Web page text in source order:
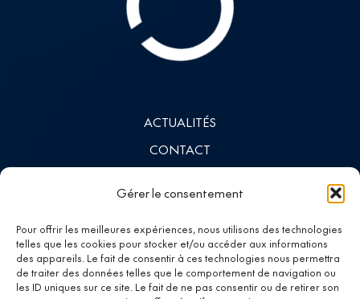
Gérer le consentement
Pour offrir les meilleures expériences, nous utilisons des technologies
telles que les cookies pour stocker et/ou accéder aux informations
des appareils. Le fait de consentir à ces technologies nous permettra
de traiter des données telles que le comportement de navigation ou
les ID uniques sur ce site. Le fait de ne pas consentir ou de retirer son
ACTUALITÉS
CONTACT
Investing in